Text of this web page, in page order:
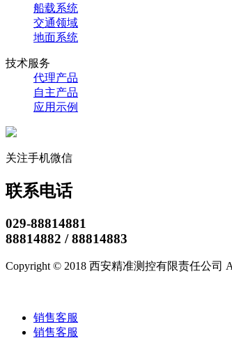
船载系统
交通领域
地面系统
技术服务
代理产品
自主产品
应用示例
关注手机微信
联系电话
029-88814881
88814882 / 88814883
Copyright © 2018 西安精准测控有限责任公司
销售客服
销售客服